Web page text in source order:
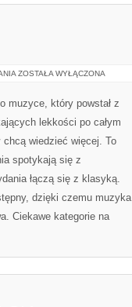
KONCERTY
ZOSTAŁA WYŁĄCZONA
muzyce, który powstał z
lekkości po całym
wiedzieć więcej. To
spotykają się z
łączą się z klasyką.
dzięki czemu muzyka
Ciekawe kategorie na